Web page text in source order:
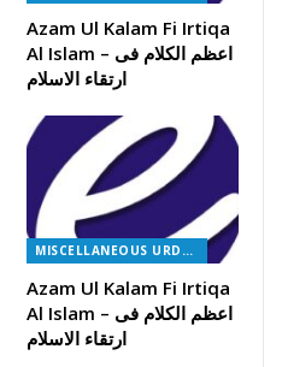
Azam Ul Kalam Fi Irtiqa
Al Islam – اعظم الکلام فی
ارتقاء الاسلام
MISCELLANEOUS URDU BOOKS
Azam Ul Kalam Fi Irtiqa
Al Islam – اعظم الکلام فی
ارتقاء الاسلام